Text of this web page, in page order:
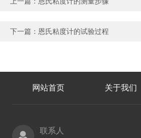
下一篇： 恩氏粘度计的试验过程
网站首页 关于我们
联系人